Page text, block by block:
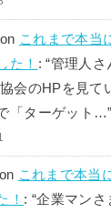
on これまで本当
た！ : “管理人さ
会のHPを見て
「ターゲット…”
on これまで本当
！ : “企業マンさ